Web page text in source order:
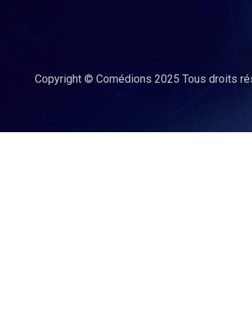
Copyright © Comédions 2025 Tous droits